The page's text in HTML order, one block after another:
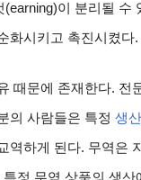
(earning)이 분리될 수
화시키고 촉진시켰다.
때문에 존재한다. 전
의 사람들은 특정생
역하게 된다. 무역은